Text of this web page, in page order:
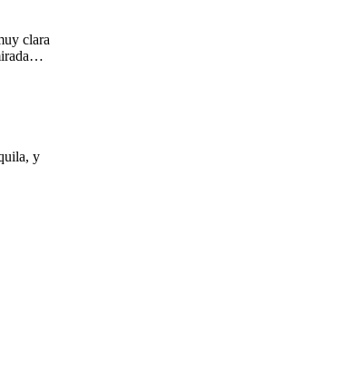
clara
y
y